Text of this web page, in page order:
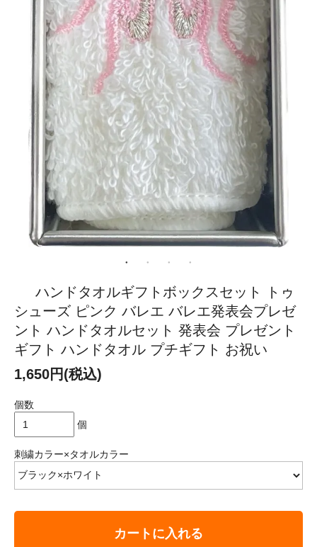
ハンドタオルギフトボックスセット トゥ
シューズ ピンク バレエ バレエ発表会プレゼ
ント ハンドタオルセット 発表会 プレゼント
ギフト ハンドタオル プチギフト お祝い
1,650円(税込)
個数
個
刺繍カラー×タオルカラー
カートに入れる